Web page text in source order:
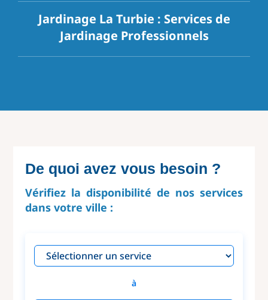
Jardinage La Turbie : Services de
Jardinage Professionnels
De quoi avez vous besoin ?
Vérifiez la disponibilité de nos services
dans votre ville :
à